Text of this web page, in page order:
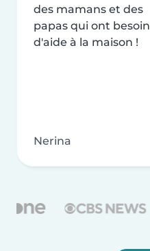
des mamans et des
papas qui ont besoin
d'aide à la maison !
Nerina